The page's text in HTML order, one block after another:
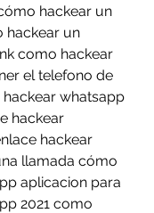
hackear un
hackear un
como hackear
el telefono de
whatsapp
hackear
hackear
llamada cómo
aplicacion para
2021 como